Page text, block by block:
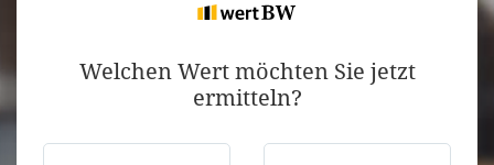
Welchen Wert möchten Sie jetzt
ermitteln?